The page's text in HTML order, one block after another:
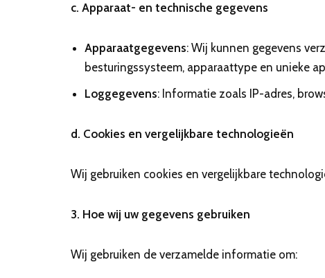
c. Apparaat- en technische gegevens
Apparaatgegevens: Wij kunnen gegevens
besturingssysteem, apparaattype en unieke
Loggegevens: Informatie zoals IP-adres,
d. Cookies en vergelijkbare technologieën
Wij gebruiken cookies en vergelijkbare
3. Hoe wij uw gegevens gebruiken
Wij gebruiken de verzamelde informatie om: